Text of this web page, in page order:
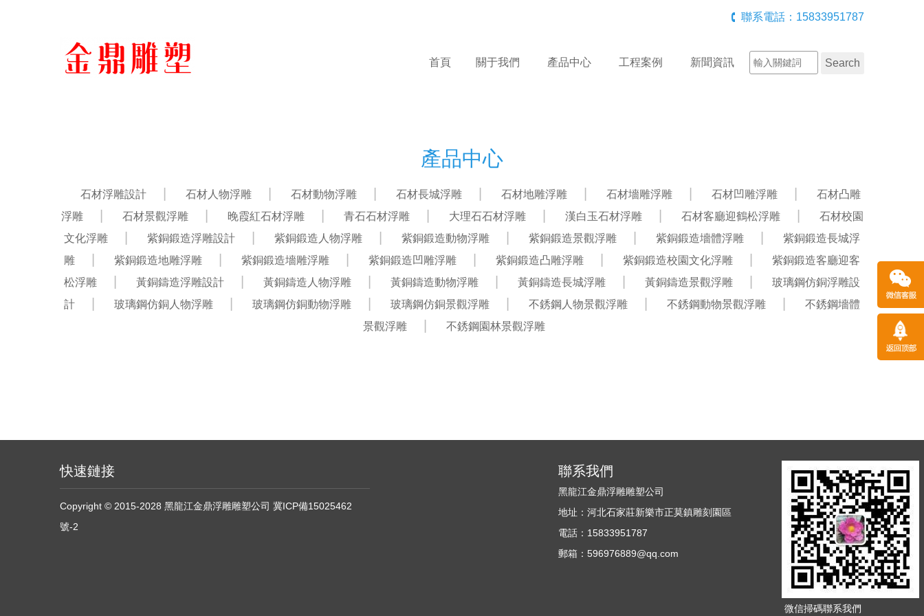
聯系電話：15833951787
首頁 關于我們 產品中心 工程案例 新聞資訊
產品中心
石材浮雕設計 石材人物浮雕 石材動物浮雕 石材長城浮雕 石材地雕浮雕 石材墻雕浮雕 石材凹雕浮雕
石材凸雕
浮雕
石材景觀浮雕 晚霞紅石材浮雕 青石石材浮雕 大理石石材浮雕 漢白玉石材浮雕 石材客廳迎鶴松浮雕
石材校園
文化浮雕
紫銅鍛造浮雕設計 紫銅鍛造人物浮雕 紫銅鍛造動物浮雕 紫銅鍛造景觀浮雕 紫銅鍛造墻體浮雕
紫銅鍛造長城浮
雕
紫銅鍛造地雕浮雕 紫銅鍛造墻雕浮雕 紫銅鍛造凹雕浮雕 紫銅鍛造凸雕浮雕 紫銅鍛造校園文化浮雕
紫銅鍛造客廳迎客
松浮雕
黃銅鑄造浮雕設計 黃銅鑄造人物浮雕 黃銅鑄造動物浮雕 黃銅鑄造長城浮雕 黃銅鑄造景觀浮雕
玻璃鋼仿銅浮雕設
計
玻璃鋼仿銅人物浮雕 玻璃鋼仿銅動物浮雕 玻璃鋼仿銅景觀浮雕 不銹鋼人物景觀浮雕 不銹鋼動物景觀浮雕
不銹鋼墻體
景觀浮雕
不銹鋼園林景觀浮雕
快速鏈接
Copyright © 2015-2028 黑龍江金鼎浮雕雕塑公司 冀ICP備15025462
號-2
聯系我們
黑龍江金鼎浮雕雕塑公司
地址：河北石家莊新樂市正莫鎮雕刻園區
電話：15833951787
郵箱：596976889@qq.com
微信掃碼聯系我們